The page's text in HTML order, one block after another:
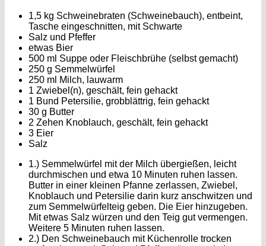
1,5 kg Schweinebraten (Schweinebauch), entbeint,
Tasche eingeschnitten, mit Schwarte
Salz und Pfeffer
etwas Bier
500 ml Suppe oder Fleischbrühe (selbst gemacht)
250 g Semmelwürfel
250 ml Milch, lauwarm
1 Zwiebel(n), geschält, fein gehackt
1 Bund Petersilie, grobblättrig, fein gehackt
30 g Butter
2 Zehen Knoblauch, geschält, fein gehackt
3 Eier
Salz
1.) Semmelwürfel mit der Milch übergießen, leicht
durchmischen und etwa 10 Minuten ruhen lassen.
Butter in einer kleinen Pfanne zerlassen, Zwiebel,
Knoblauch und Petersilie darin kurz anschwitzen und
zum Semmelwürfelteig geben. Die Eier hinzugeben.
Mit etwas Salz würzen und den Teig gut vermengen.
Weitere 5 Minuten ruhen lassen.
2.) Den Schweinebauch mit Küchenrolle trocken